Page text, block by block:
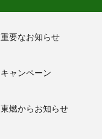
重要なお知らせ
キャンペーン
東燃からお知らせ